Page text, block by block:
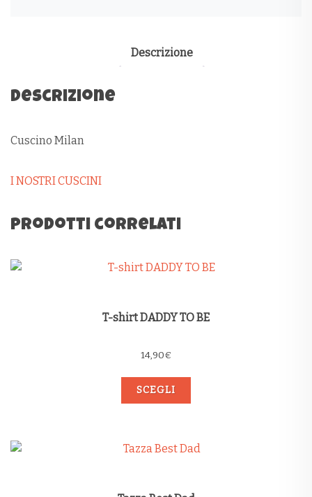
Descrizione
Descrizione
Cuscino Milan
I NOSTRI CUSCINI
Prodotti correlati
T-shirt DADDY TO BE
14,90€
SCEGLI